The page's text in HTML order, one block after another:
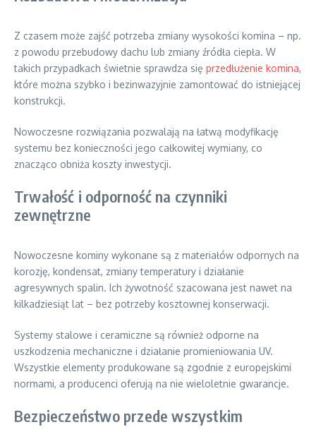
Z czasem może zajść potrzeba zmiany wysokości komina – np.
z powodu przebudowy dachu lub zmiany źródła ciepła. W
takich przypadkach świetnie sprawdza się przedłużenie komina,
które można szybko i bezinwazyjnie zamontować do istniejącej
konstrukcji.
Nowoczesne rozwiązania pozwalają na łatwą modyfikację
systemu bez konieczności jego całkowitej wymiany, co
znacząco obniża koszty inwestycji.
Trwałość i odporność na czynniki
zewnętrzne
Nowoczesne kominy wykonane są z materiałów odpornych na
korozję, kondensat, zmiany temperatury i działanie
agresywnych spalin. Ich żywotność szacowana jest nawet na
kilkadziesiąt lat – bez potrzeby kosztownej konserwacji.
Systemy stalowe i ceramiczne są również odporne na
uszkodzenia mechaniczne i działanie promieniowania UV.
Wszystkie elementy produkowane są zgodnie z europejskimi
normami, a producenci oferują na nie wieloletnie gwarancje.
Bezpieczeństwo przede wszystkim